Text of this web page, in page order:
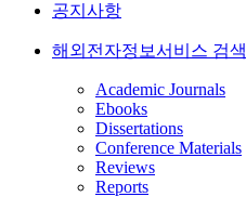
공지사항
해외전자정보서비스 검색
Academic Journals
Ebooks
Dissertations
Conference Materials
Reviews
Reports